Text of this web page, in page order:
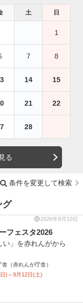
土 日
1
7 8
14 15
21 22
28
る
条件を変更して検索
グ
2026年8月10日
フェスタ2026
い」を赤れんがから
（赤れんが庁舎）
)～9月12日(土)